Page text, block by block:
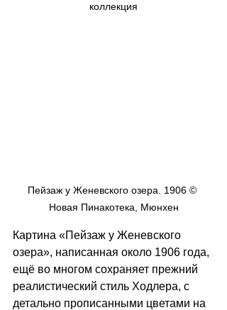
коллекция
Пейзаж у Женевского озера. 1906 ©
Новая Пинакотека, Мюнхен
Картина «Пейзаж у Женевского
озера», написанная около 1906 года,
ещё во многом сохраняет прежний
реалистический стиль Ходлера, с
детально прописанными цветами на